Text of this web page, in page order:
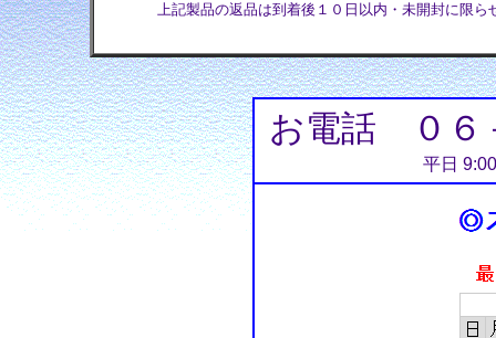
上記製品の返品は到着後１０日以内・未開封に限
お電話 ０６
平日